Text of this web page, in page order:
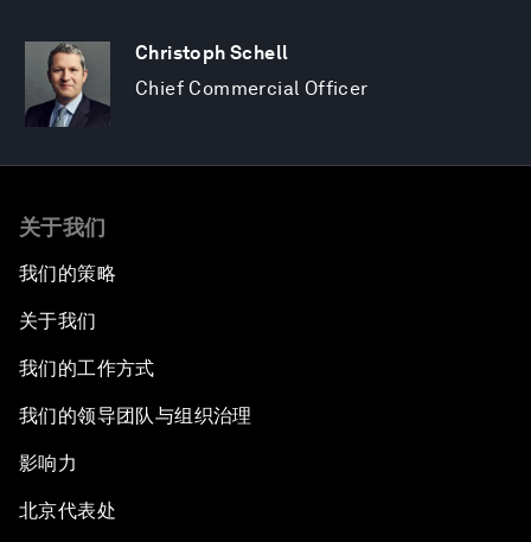
Christoph Schell
Chief Commercial Officer
关于我们
我们的策略
关于我们
我们的工作方式
我们的领导团队与组织治理
影响力
北京代表处